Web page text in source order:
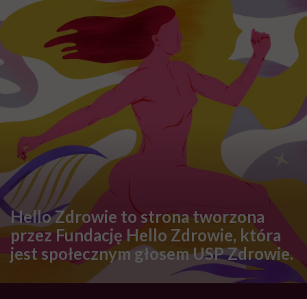
Hello Zdrowie to strona tworzona
przez Fundację Hello Zdrowie, która
jest społecznym głosem USP Zdrowie.